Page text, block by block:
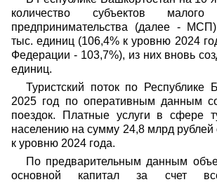
количество субъектов
предпринимательства (далее -
тыс. единиц (106,4% к уровню 2024
Федерации - 103,7%), из них вновь
единиц.
Туристский поток по Республике
2025 год по оперативным данным
поездок. Платные услуги в сфере
населению на сумму 24,8 млрд рублей
к уровню 2024 года.
По предварительным данным
основной капитал за счет